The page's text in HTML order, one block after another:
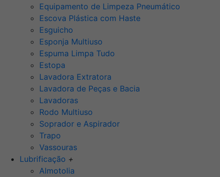
Equipamento de Limpeza Pneumático
Escova Plástica com Haste
Esguicho
Esponja Multiuso
Espuma Limpa Tudo
Estopa
Lavadora Extratora
Lavadora de Peças e Bacia
Lavadoras
Rodo Multiuso
Soprador e Aspirador
Trapo
Vassouras
Lubrificação +
Almotolia